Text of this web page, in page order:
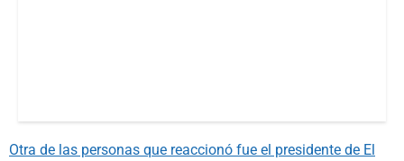
Otra de las personas que reaccionó fue el presidente de El